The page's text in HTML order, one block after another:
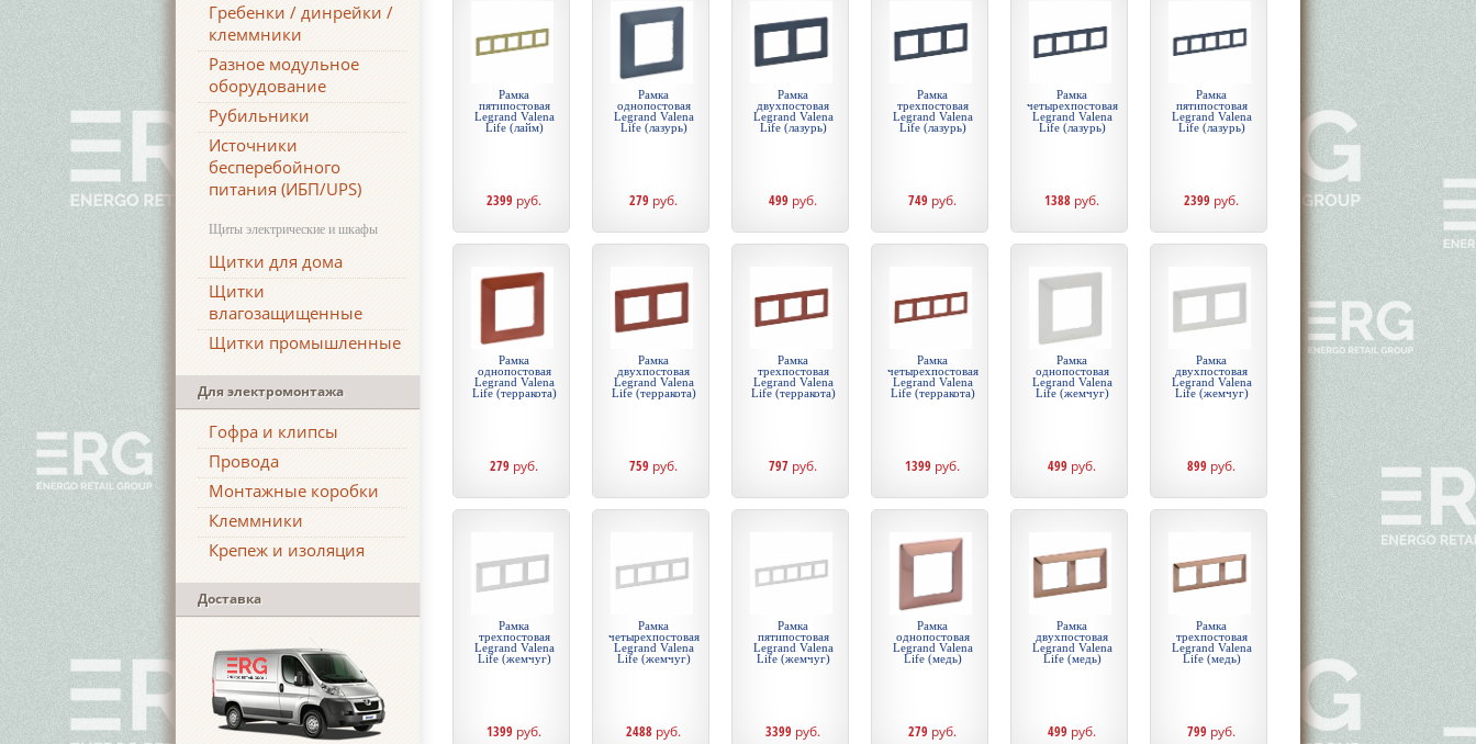
Гребенки / динрейки /
клеммники
Разное модульное
оборудование
Рубильники
Источники
бесперебойного
питания (ИБП/UPS)
Щиты электрические и шкафы
Щитки для дома
Щитки
влагозащищенные
Щитки промышленные
Для электромонтажа
Гофра и клипсы
Провода
Монтажные коробки
Клеммники
Крепеж и изоляция
Доставка
Рамка
пятипостовая
Legrand Valena
Life (лайм)
2399 руб.
Рамка
однопостовая
Legrand Valena
Life (лазурь)
279 руб.
Рамка
двухпостовая
Legrand Valena
Life (лазурь)
499 руб.
Рамка
трехпостовая
Legrand Valena
Life (лазурь)
749 руб.
Рамка
четырехпостовая
Legrand Valena
Life (лазурь)
1388 руб.
Рамка
пятипостовая
Legrand Valena
Life (лазурь)
2399 руб.
Рамка
однопостовая
Legrand Valena
Life (терракота)
279 руб.
Рамка
двухпостовая
Legrand Valena
Life (терракота)
759 руб.
Рамка
трехпостовая
Legrand Valena
Life (терракота)
797 руб.
Рамка
четырехпостовая
Legrand Valena
Life (терракота)
1399 руб.
Рамка
однопостовая
Legrand Valena
Life (жемчуг)
499 руб.
Рамка
двухпостовая
Legrand Valena
Life (жемчуг)
899 руб.
Рамка
трехпостовая
Legrand Valena
Life (жемчуг)
1399 руб.
Рамка
четырехпостовая
Legrand Valena
Life (жемчуг)
2488 руб.
Рамка
пятипостовая
Legrand Valena
Life (жемчуг)
3399 руб.
Рамка
однопостовая
Legrand Valena
Life (медь)
279 руб.
Рамка
двухпостовая
Legrand Valena
Life (медь)
499 руб.
Рамка
трехпостовая
Legrand Valena
Life (медь)
799 руб.